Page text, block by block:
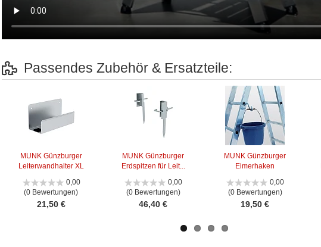
Passendes Zubehör & Ersatzteile:
MUNK Günzburger
Leiterwandhalter XL
0,00
(0 Bewertungen)
21,50 €
MUNK Günzburger
Erdspitzen für Leit...
0,00
(0 Bewertungen)
46,40 €
MUNK Günzburger
Eimerhaken
0,00
(0 Bewertungen)
19,50 €